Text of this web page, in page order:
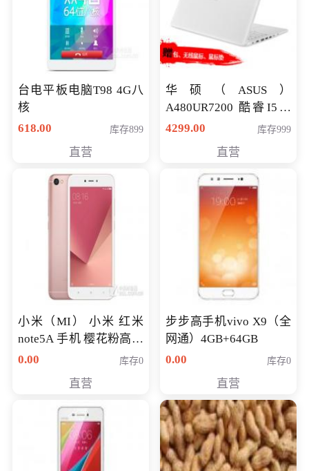
台电平板电脑T98 4G八
核
618.00
库存899
直营
华硕（ASUS）
A480UR7200 酷睿I5超
薄学生办公游戏独显笔
NV930-2G独
4299.00 库存999
直营
小米（MI） 小米 红米
note5A 手机 樱花粉高配
版 全网通(3G+32G)
0.00 库存0
直营
步步高手机vivo X9（全
网通）4GB+64GB
0.00
库存0
直营